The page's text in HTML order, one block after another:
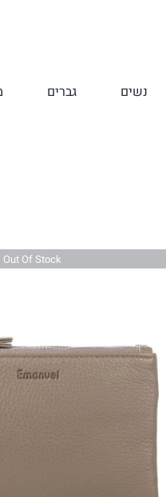
נשים גברים
Out Of Stock